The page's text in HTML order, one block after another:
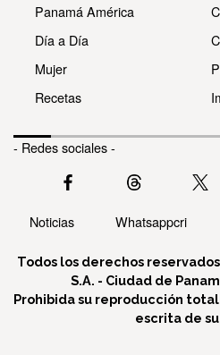
Panamá América
Día a Día
Mujer
Recetas
- Redes sociales -
Noticias Whatsappcri
Todos los derechos
S.A. - Ciudad de
Prohibida su reproducción
escrita de